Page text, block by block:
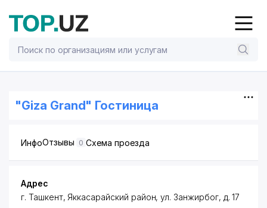
"Giza Grand" Гостиница
ИнфоОтзывы 0 Схема проезда
Адрес
г. Ташкент, Яккасарайский район,ул. Занжирбог, д. 17